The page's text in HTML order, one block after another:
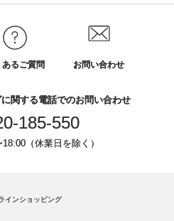
あるご質問 お問い合わせ
関する電話でのお問い合わせ
185-550
（休業日を除く）
インショッピング